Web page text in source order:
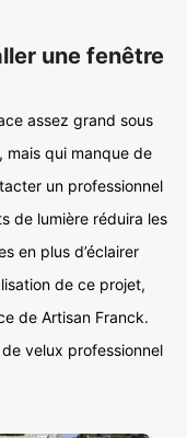
une fenêtre
assez grand sous
qui manque de
un professionnel
de lumière réduira les
en plus d’éclairer
de ce projet,
de Artisan Franck.
velux professionnel